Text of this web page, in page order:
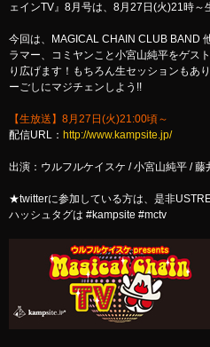
ェインTV』8月号は、8月27日(火)21時～
今回は、MAGICAL CHAIN CLUB BAND
ラマー、コミヤンこと小宮山純平をゲス
り広げます！もちろん生セッションもあ
ーごしにマジチェンしよう!!
【生放送】8月27日(火)21:00頃～
配信URL： http://www.kampsite.jp/
出演：ウルフルケイスケ / 小宮山純平 / 藤
★twitterに参加している方は、是非
ハッシュタグは #kampsite #mctv